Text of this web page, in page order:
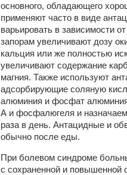
основного, обладающего
применяют часто в виде
варьировать в зависимости
запорам увеличивают дозу
кальция или же полностью
увеличивают содержание
магния. Также используют
адсорбирующие соляную
алюминия и фосфат
А и фосфалюгеля и
раза в день. Антацидные и
обычно после еды.
При болевом синдроме
с сохраненной и повышенной